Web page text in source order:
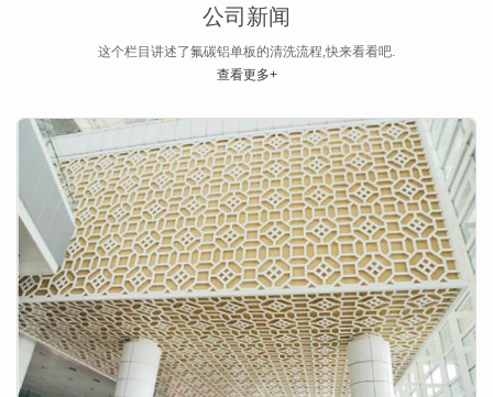
公司新闻
这个栏目讲述了氟碳铝单板的清洗流程,快来看看吧.
查看更多+